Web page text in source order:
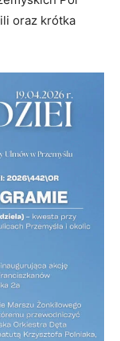
oraz krótka